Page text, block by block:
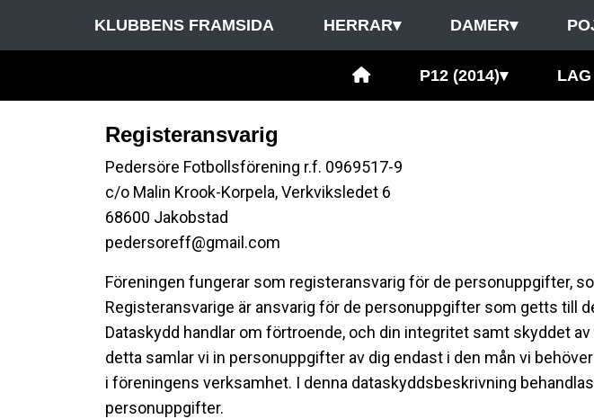
KLUBBENS FRAMSIDA HERRAR▾ DAMER▾
P12 (2014)▾ LAG
Registeransvarig
Pedersöre Fotbollsförening r.f. 0969517-9
c/o Malin Krook-Korpela, Verkviksledet 6
68600 Jakobstad
pedersoreff@gmail.com
Föreningen fungerar som registeransvarig för de personuppgifter,
Registeransvarige är ansvarig för de personuppgifter som getts till
Dataskydd handlar om förtroende, och din integritet samt skyddet
detta samlar vi in personuppgifter av dig endast i den mån vi
i föreningens verksamhet. I denna dataskyddsbeskrivning
personuppgifter.